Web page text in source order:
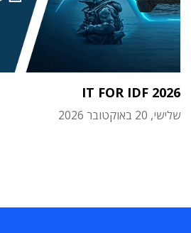
IT FOR IDF 2026
שלישי, 20 באוקטובר 2026